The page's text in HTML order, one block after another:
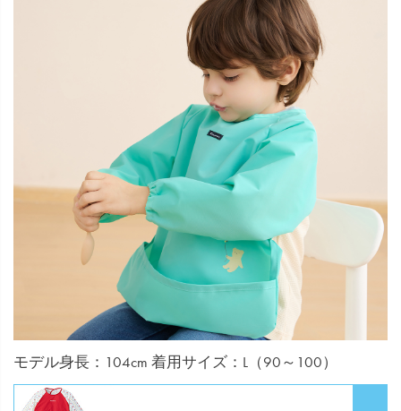
モデル身長：104cm 着用サイズ：L（90～100）